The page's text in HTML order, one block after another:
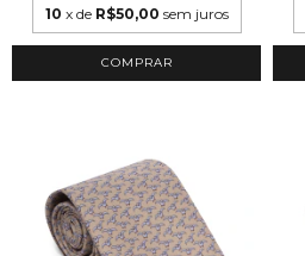
10 x de R$50,00 sem juros